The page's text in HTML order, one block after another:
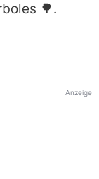
🌳.
Anzeige